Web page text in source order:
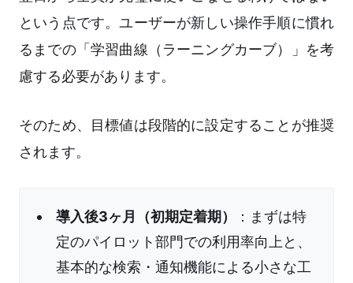
という点です。ユーザーが新しい操作手順に慣れ
るまでの「学習曲線（ラーニングカーブ）」を考
慮する必要があります。
そのため、目標値は段階的に設定することが推奨
されます。
導入後3ヶ月（初期定着期）
：まずは特
定のパイロット部門での利用率向上と、
基本的な検索・通知機能による小さな工